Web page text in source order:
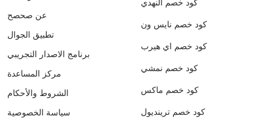
عن صحصح
تطبيق الجوال
برنامج الاصدار التجريبي
مركز المساعدة
الشروط والأحكام
سياسة الخصوصية
كود خصم نايس ون
كود خصم اي هيرب
كود خصم نمشي
كود خصم ماكس
كود خصم ترينديول